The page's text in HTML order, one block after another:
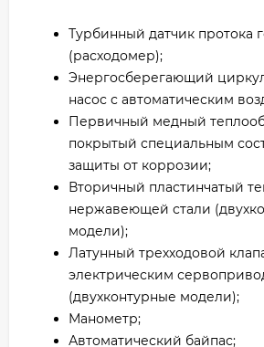
Турбинный датчик протока
(расходомер);
Энергосберегающий
насос с автоматическим
Первичный медный
покрытый специальным
защиты от коррозии;
Вторичный пластинчатый
нержавеющей стали
модели);
Латунный трехходовой
электрическим
(двухконтурные модели);
Манометр;
Автоматический байпас;